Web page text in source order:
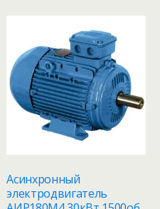
Асинхронный
электродвигатель